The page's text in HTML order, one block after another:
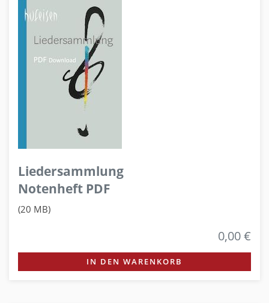
Liedersammlung
Notenheft PDF
(20 MB)
0,00 €
IN DEN WARENKORB